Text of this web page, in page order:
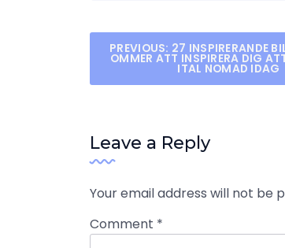
Post
navigation
PREVIOUS: 27 INSPIRERANDE
OMMER ATT INSPIRERA DIG
ITAL NOMAD IDAG
Leave a Reply
Your email address will not be
Comment *